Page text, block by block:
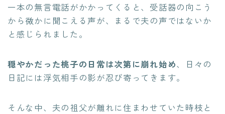
一本の無言電話がかかってくると、受話器の向こう
から微かに聞こえる声が、まるで夫の声ではないか
と感じられました。
穏やかだった桃子の日常は次第に崩れ始め、日々の
日記には浮気相手の影が忍び寄ってきます。
そんな中、夫の祖父が離れに住まわせていた時枝と